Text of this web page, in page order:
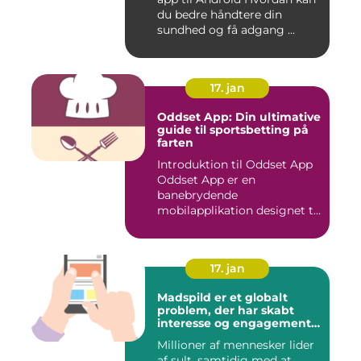
du bedre håndtere din
sundhed og få adgang ...
17. jan
Oddset App: Din ultimative
guide til sportsbetting på
farten
Introduktion til Oddset App
Oddset App er en
banebrydende
mobilapplikation designet til
17. jan
Madspild er et globalt
problem, der har skabt
interesse og engagement
mennesker verden over
Millioner af mennesker lider